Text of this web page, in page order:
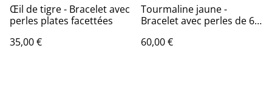
Œil de tigre - Bracelet avec
perles plates facettées
35,00 €
Tourmaline jaune -
Bracelet avec perles de 6
60,00 €